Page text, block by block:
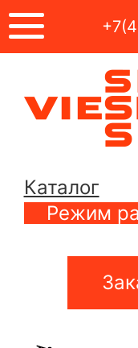
Каталог
Режим